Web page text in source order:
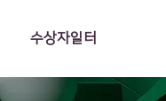
수상자일터